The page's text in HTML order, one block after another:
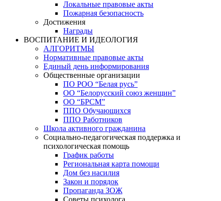
Локальные правовые акты
Пожарная безопасность
Достижения
Награды
ВОСПИТАНИЕ И ИДЕОЛОГИЯ
АЛГОРИТМЫ
Нормативные правовые акты
Единый день информирования
Общественные организации
ПО РОО “Белая русь”
ОО “Белорусский союз женщин”
ОО “БРСМ”
ППО Обучающихся
ППО Работников
Школа активного гражданина
Социально-педагогическая поддержка и
психологическая помощь
График работы
Региональная карта помощи
Дом без насилия
Закон и порядок
Пропаганда ЗОЖ
Советы психолога